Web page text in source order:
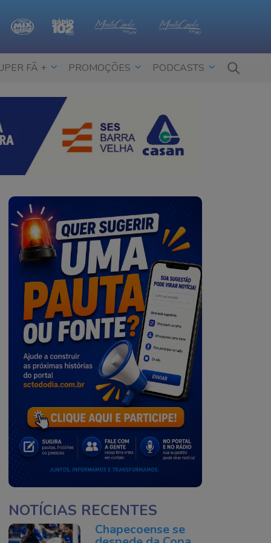
FÃ + PROMOÇÕES PODCASTS
NOTÍCIAS RECENTES
Chapecoense se